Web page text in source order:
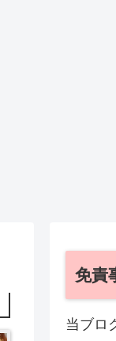
免責
当ブロ